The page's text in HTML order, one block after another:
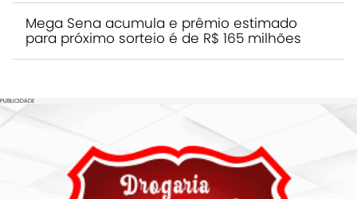
Mega Sena acumula e prêmio estimado
para próximo sorteio é de R$ 165 milhões
PUBLICIDADE